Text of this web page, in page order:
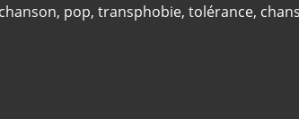
chanson, pop, transphobie, tolérance,